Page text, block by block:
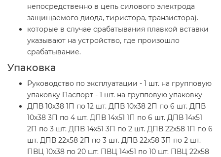
непосредственно в цепь силового электрода
защищаемого диода, тиристора, транзистора).
которые в случае срабатывания плавкой вставки
указывают на устройство, где произошло
срабатывание.
Упаковка
Руководство по эксплуатации - 1 шт. на групповую
упаковку Паспорт - 1 шт. на групповую упаковку
ДПВ 10х38 1П по 12 шт. ДПВ 10х38 2П по 6 шт. ДПВ
10х38 3П по 4 шт. ДПВ 14х51 1П по 6 шт. ДПВ 14х51
2П по 3 шт. ДПВ 14х51 3П по 2 шт. ДПВ 22х58 1П по 6
шт. ДПВ 22х58 2П по 3 шт. ДПВ 22х58 3П по 2 шт.
ПВЦ 10x38 по 20 шт. ПВЦ 14х51 по 10 шт. ПВЦ 22х58